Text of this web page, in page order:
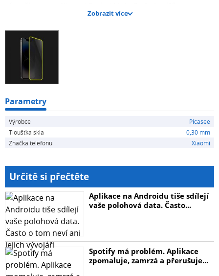
aplikaci skla na displej telefonu. Fotografie skla mohou
být ilustrativní.
Zobrazit více
Parametry
Výrobce
Picasee
Tloušťka skla
0,30 mm
Značka telefonu
Xiaomi
Určitě si přečtěte
Aplikace na Androidu tiše sdílejí
vaše polohová data. Často...
Spotify má problém. Aplikace
zpomaluje, zamrzá a přerušuje...